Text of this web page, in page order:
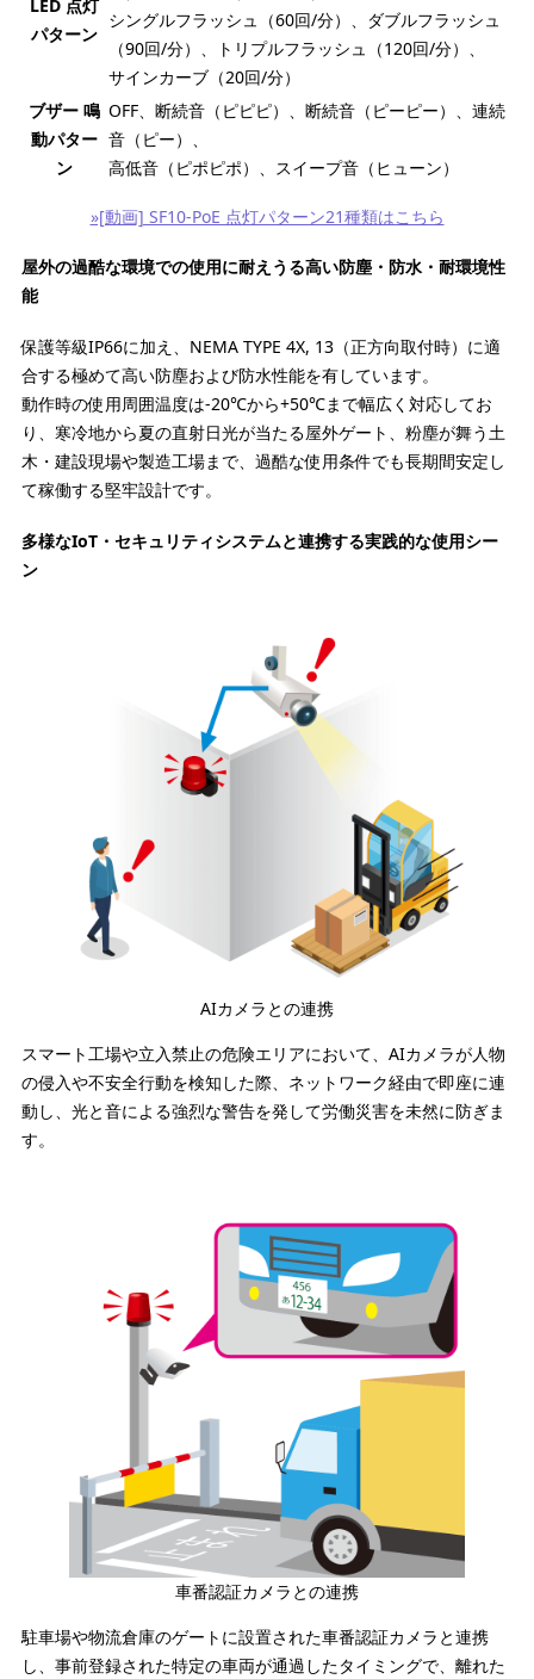
LED 点灯
パターン
シングルフラッシュ（60回/分）、ダブルフラッシュ
（90回/分）、トリプルフラッシュ（120回/分）、
サインカーブ（20回/分）
ブザー 鳴
動パター
ン
OFF、断続音（ピピピ）、断続音（ピーピー）、連続
音（ピー）、
高低音（ピポピポ）、スイープ音（ヒューン）
»[動画] SF10-PoE 点灯パターン21種類はこちら
屋外の過酷な環境での使用に耐えうる高い防塵・防水・耐環境性
能
保護等級IP66に加え、NEMA TYPE 4X, 13（正方向取付時）に適
合する極めて高い防塵および防水性能を有しています。
動作時の使用周囲温度は-20℃から+50℃まで幅広く対応してお
り、寒冷地から夏の直射日光が当たる屋外ゲート、粉塵が舞う土
木・建設現場や製造工場まで、過酷な使用条件でも長期間安定し
て稼働する堅牢設計です。
多様なIoT・セキュリティシステムと連携する実践的な使用シー
ン
AIカメラとの連携
スマート工場や立入禁止の危険エリアにおいて、AIカメラが人物
の侵入や不安全行動を検知した際、ネットワーク経由で即座に連
動し、光と音による強烈な警告を発して労働災害を未然に防ぎま
す。
車番認証カメラとの連携
駐車場や物流倉庫のゲートに設置された車番認証カメラと連携
し、事前登録された特定の車両が通過したタイミングで、離れた